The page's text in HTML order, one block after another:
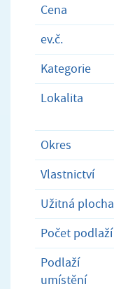
Cena
ev.č.
Kategorie
Lokalita
Okres
Vlastnictví
Užitná plocha
Počet podlaží
Podlaží
umístění